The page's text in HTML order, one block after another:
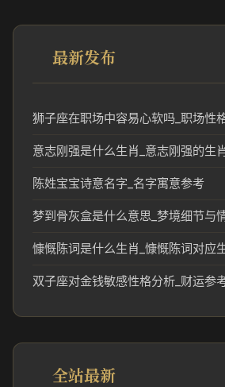
最新发布
狮子座在职场中容易心软吗_职场性
意志刚强是什么生肖_意志刚强的生
陈姓宝宝诗意名字_名字寓意参考
梦到骨灰盒是什么意思_梦境细节与
慷慨陈词是什么生肖_慷慨陈词对应
双子座对金钱敏感性格分析_财运参
全站最新